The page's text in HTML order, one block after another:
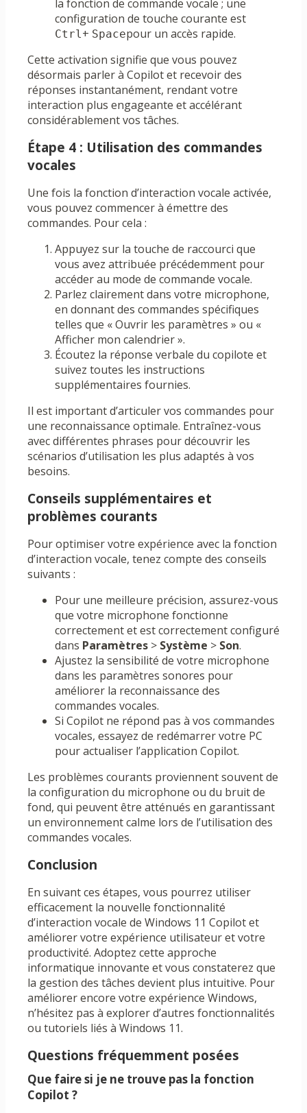
la fonction de commande vocale ; une
configuration de touche courante est
Ctrl+ Spacepour un accès rapide.
Cette activation signifie que vous pouvez
désormais parler à Copilot et recevoir des
réponses instantanément, rendant votre
interaction plus engageante et accélérant
considérablement vos tâches.
Étape 4 : Utilisation des commandes
vocales
Une fois la fonction d’interaction vocale activée,
vous pouvez commencer à émettre des
commandes. Pour cela :
Appuyez sur la touche de raccourci que
vous avez attribuée précédemment pour
accéder au mode de commande vocale.
Parlez clairement dans votre microphone,
en donnant des commandes spécifiques
telles que « Ouvrir les paramètres » ou «
Afficher mon calendrier ».
Écoutez la réponse verbale du copilote et
suivez toutes les instructions
supplémentaires fournies.
Il est important d’articuler vos commandes pour
une reconnaissance optimale. Entraînez-vous
avec différentes phrases pour découvrir les
scénarios d’utilisation les plus adaptés à vos
besoins.
Conseils supplémentaires et
problèmes courants
Pour optimiser votre expérience avec la fonction
d’interaction vocale, tenez compte des conseils
suivants :
Pour une meilleure précision, assurez-vous
que votre microphone fonctionne
correctement et est correctement configuré
dans Paramètres > Système > Son.
Ajustez la sensibilité de votre microphone
dans les paramètres sonores pour
améliorer la reconnaissance des
commandes vocales.
Si Copilot ne répond pas à vos commandes
vocales, essayez de redémarrer votre PC
pour actualiser l’application Copilot.
Les problèmes courants proviennent souvent de
la configuration du microphone ou du bruit de
fond, qui peuvent être atténués en garantissant
un environnement calme lors de l’utilisation des
commandes vocales.
Conclusion
En suivant ces étapes, vous pourrez utiliser
efficacement la nouvelle fonctionnalité
d’interaction vocale de Windows 11 Copilot et
améliorer votre expérience utilisateur et votre
productivité. Adoptez cette approche
informatique innovante et vous constaterez que
la gestion des tâches devient plus intuitive. Pour
améliorer encore votre expérience Windows,
n’hésitez pas à explorer d’autres fonctionnalités
ou tutoriels liés à Windows 11.
Questions fréquemment posées
Que faire si je ne trouve pas la fonction
Copilot ?